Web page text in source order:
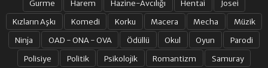
Gurme
Harem Hazine-Avcılığı Hentai
Josei
Kızların Aşkı
Komedi Korku Macera Mecha
Müzik
Ninja
OAD - ONA - OVA Ödüllü Okul Oyun
Parodi
Polisiye
Politik Psikolojik Romantizm Samuray